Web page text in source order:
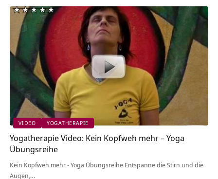
VIDEO YOGATHERAPIE
Yogatherapie Video: Kein Kopfweh mehr – Yoga
Übungsreihe
Kein Kopfweh mehr - Yoga Übungsreihe Entspanne die Stirn und die
Augen,…